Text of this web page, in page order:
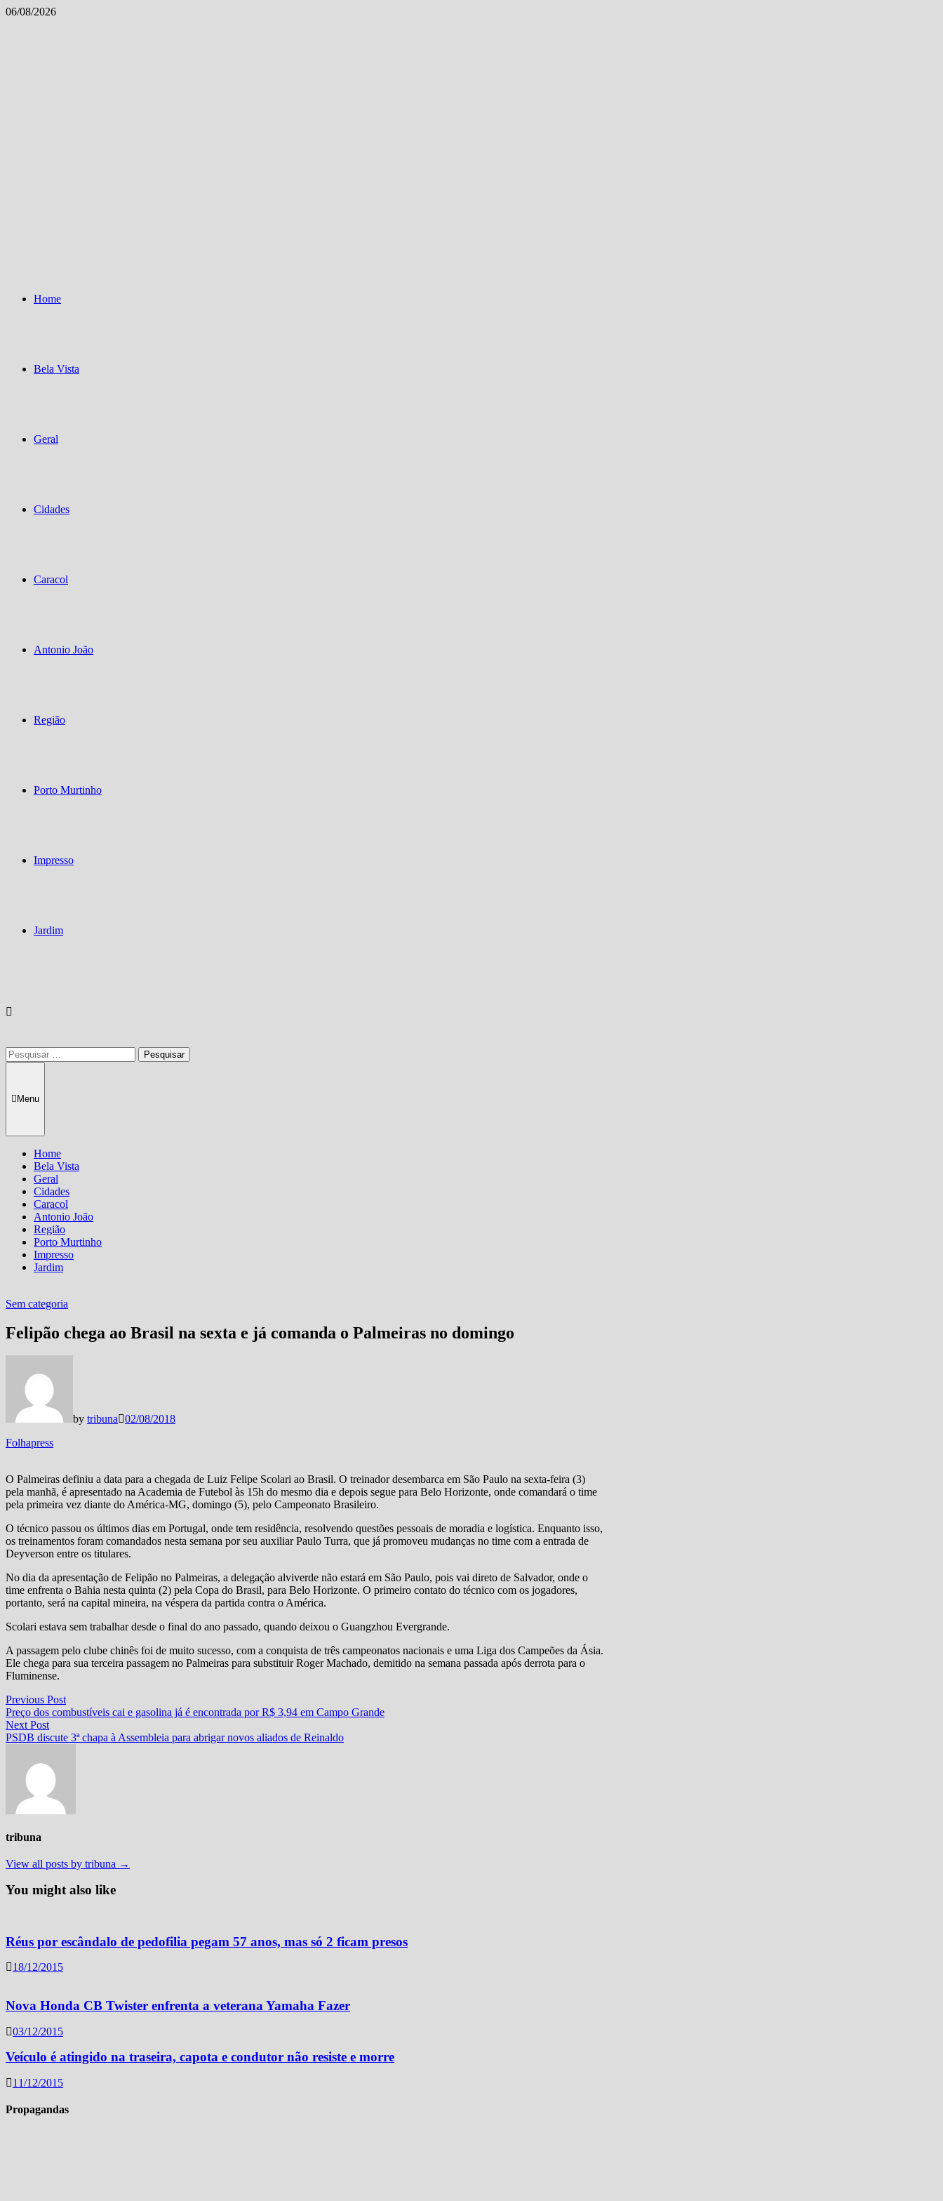
Skip
06/08/2026
Home
Bela Vista
Geral
Cidades
Caracol
Antonio João
Região
Porto Murtinho
Impresso
Jardim
Pesquisar
por:
Menu
Home
Bela Vista
Geral
Cidades
Caracol
Antonio João
Região
Porto Murtinho
Impresso
Jardim
Sem categoria
Felipão chega ao Brasil na sexta e já comanda o Palmeiras no domingo
by tribuna
02/08/2018
Folhapress
O Palmeiras definiu a data para a chegada de Luiz Felipe Scolari ao Brasil. O treinador desembarca em São Paulo na sexta-feira (3)
pela manhã, é apresentado na Academia de Futebol às 15h do mesmo dia e depois segue para Belo Horizonte, onde comandará o time
pela primeira vez diante do América-MG, domingo (5), pelo Campeonato Brasileiro.
O técnico passou os últimos dias em Portugal, onde tem residência, resolvendo questões pessoais de moradia e logística. Enquanto isso,
os treinamentos foram comandados nesta semana por seu auxiliar Paulo Turra, que já promoveu mudanças no time com a entrada de
Deyverson entre os titulares.
No dia da apresentação de Felipão no Palmeiras, a delegação alviverde não estará em São Paulo, pois vai direto de Salvador, onde o
time enfrenta o Bahia nesta quinta (2) pela Copa do Brasil, para Belo Horizonte. O primeiro contato do técnico com os jogadores,
portanto, será na capital mineira, na véspera da partida contra o América.
Scolari estava sem trabalhar desde o final do ano passado, quando deixou o Guangzhou Evergrande.
A passagem pelo clube chinês foi de muito sucesso, com a conquista de três campeonatos nacionais e uma Liga dos Campeões da Ásia.
Ele chega para sua terceira passagem no Palmeiras para substituir Roger Machado, demitido na semana passada após derrota para o
Fluminense.
Navegação
de
Post
Previous PostPrevious
post:
Preço dos combustíveis cai e gasolina já é encontrada por R$ 3,94 em Campo Grande
Next PostNext
post:
PSDB discute 3ª chapa à Assembleia para abrigar novos aliados de Reinaldo
tribuna
View all posts by tribuna →
You might also like
Réus por escândalo de pedofilia pegam 57 anos, mas só 2 ficam presos
18/12/2015
Nova Honda CB Twister enfrenta a veterana Yamaha Fazer
03/12/2015
Veículo é atingido na traseira, capota e condutor não resiste e morre
11/12/2015
Propagandas